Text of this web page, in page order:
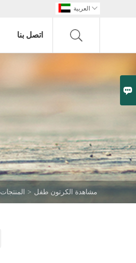

العربية 
اتصل بنا
المنتجات > مشاهدة الكرتون طفل